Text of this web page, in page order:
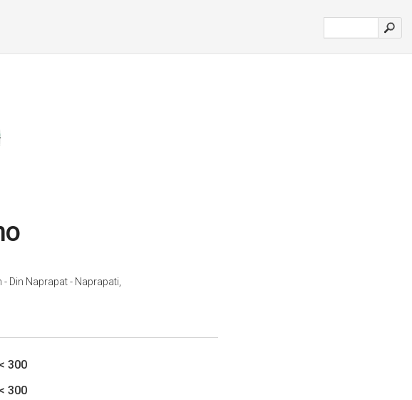
Din Naprapat - Naprapati,
< 300
< 300